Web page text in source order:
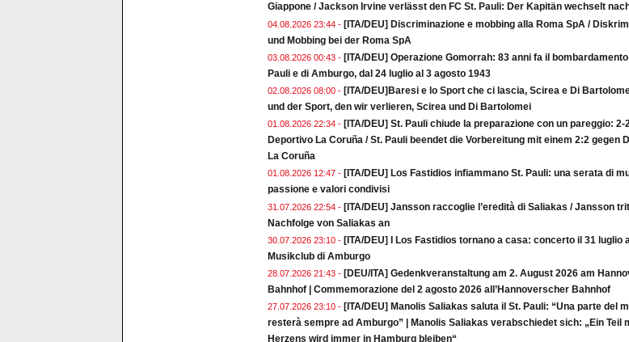
Giappone / Jackson Irvine verlässt den FC St. Pauli: Der Kapitän wechselt
04.08.2026 23:44 - [ITA/DEU] Discriminazione e mobbing alla Roma SpA /
und Mobbing bei der Roma SpA
03.08.2026 00:43 - [ITA/DEU] Operazione Gomorrah: 83 anni fa il
Pauli e di Amburgo, dal 24 luglio al 3 agosto 1943
02.08.2026 08:00 - [ITA/DEU]Baresi e lo Sport che ci lascia, Scirea e Di
und der Sport, den wir verlieren, Scirea und Di Bartolomei
01.08.2026 22:34 - [ITA/DEU] St. Pauli chiude la preparazione con un pareggio: 2-
Deportivo La Coruña / St. Pauli beendet die Vorbereitung mit einem 2:2 gegen
La Coruña
01.08.2026 12:47 - [ITA/DEU] Los Fastidios infiammano St. Pauli: una serata di
passione e valori condivisi
31.07.2026 22:54 - [ITA/DEU] Jansson raccoglie l’eredità di Saliakas / Jansson
Nachfolge von Saliakas an
30.07.2026 23:10 - [ITA/DEU] I Los Fastidios tornano a casa: concerto il 31 luglio
Musikclub di Amburgo
28.07.2026 21:43 - [DEU/ITA] Gedenkveranstaltung am 2. August 2026 am
Bahnhof | Commemorazione del 2 agosto 2026 all’Hannoverscher Bahnhof
27.07.2026 23:10 - [ITA/DEU] Manolis Saliakas saluta il St. Pauli: “Una parte del
resterà sempre ad Amburgo” | Manolis Saliakas verabschiedet sich: „Ein Teil
Herzens wird immer in Hamburg bleiben“